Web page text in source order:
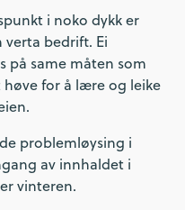
i noko dykk er
bedrift. Ei
på same måten som
høve for å lære og leike
problemløysing i
av innhaldet i
vinteren.